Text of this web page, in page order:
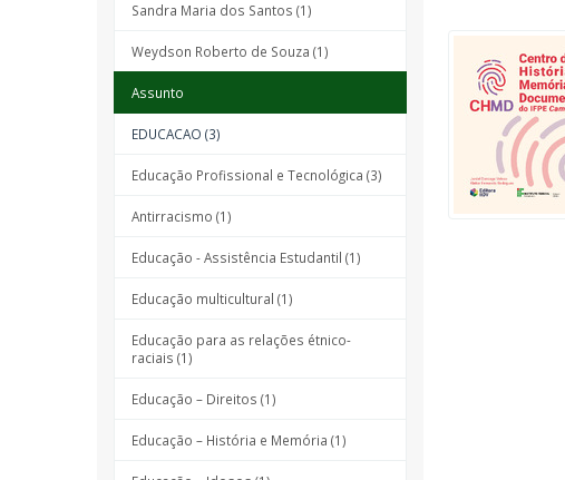
Sandra Maria dos Santos (1)
Weydson Roberto de Souza (1)
Assunto
EDUCACAO (3)
Educação Profissional e Tecnológica (3)
Antirracismo (1)
Educação - Assistência Estudantil (1)
Educação multicultural (1)
Educação para as relações étnico-
raciais (1)
Educação – Direitos (1)
Educação – História e Memória (1)